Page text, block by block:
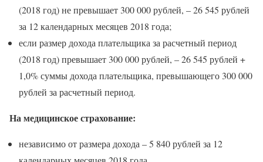
(2018 год) не превышает 300 000 рублей, – 26 545 рублей
за 12 календарных месяцев 2018 года;
если размер дохода плательщика за расчетный период
(2018 год) превышает 300 000 рублей, – 26 545 рублей +
1,0% суммы дохода плательщика, превышающего 300 000
рублей за расчетный период.
На медицинское страхование:
независимо от размера дохода – 5 840 рублей за 12